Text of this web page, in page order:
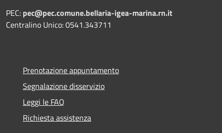
PEC: pec@pec.comune.bellaria-igea-marina.rn.it
Centralino Unico: 0541.343711
Prenotazione appuntamento
Segnalazione disservizio
Leggi le FAQ
Richiesta assistenza